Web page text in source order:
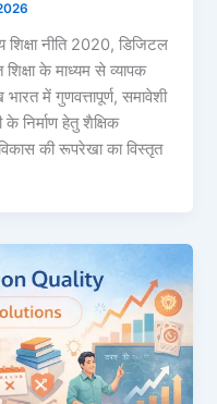
शिक्षा नीति 2020, डिजिटल
शिक्षा के माध्यम से व्यापक
में गुणवत्तापूर्ण, समावेशी
के निर्माण हेतु शैक्षिक
विकास की रूपरेखा का विस्तृत